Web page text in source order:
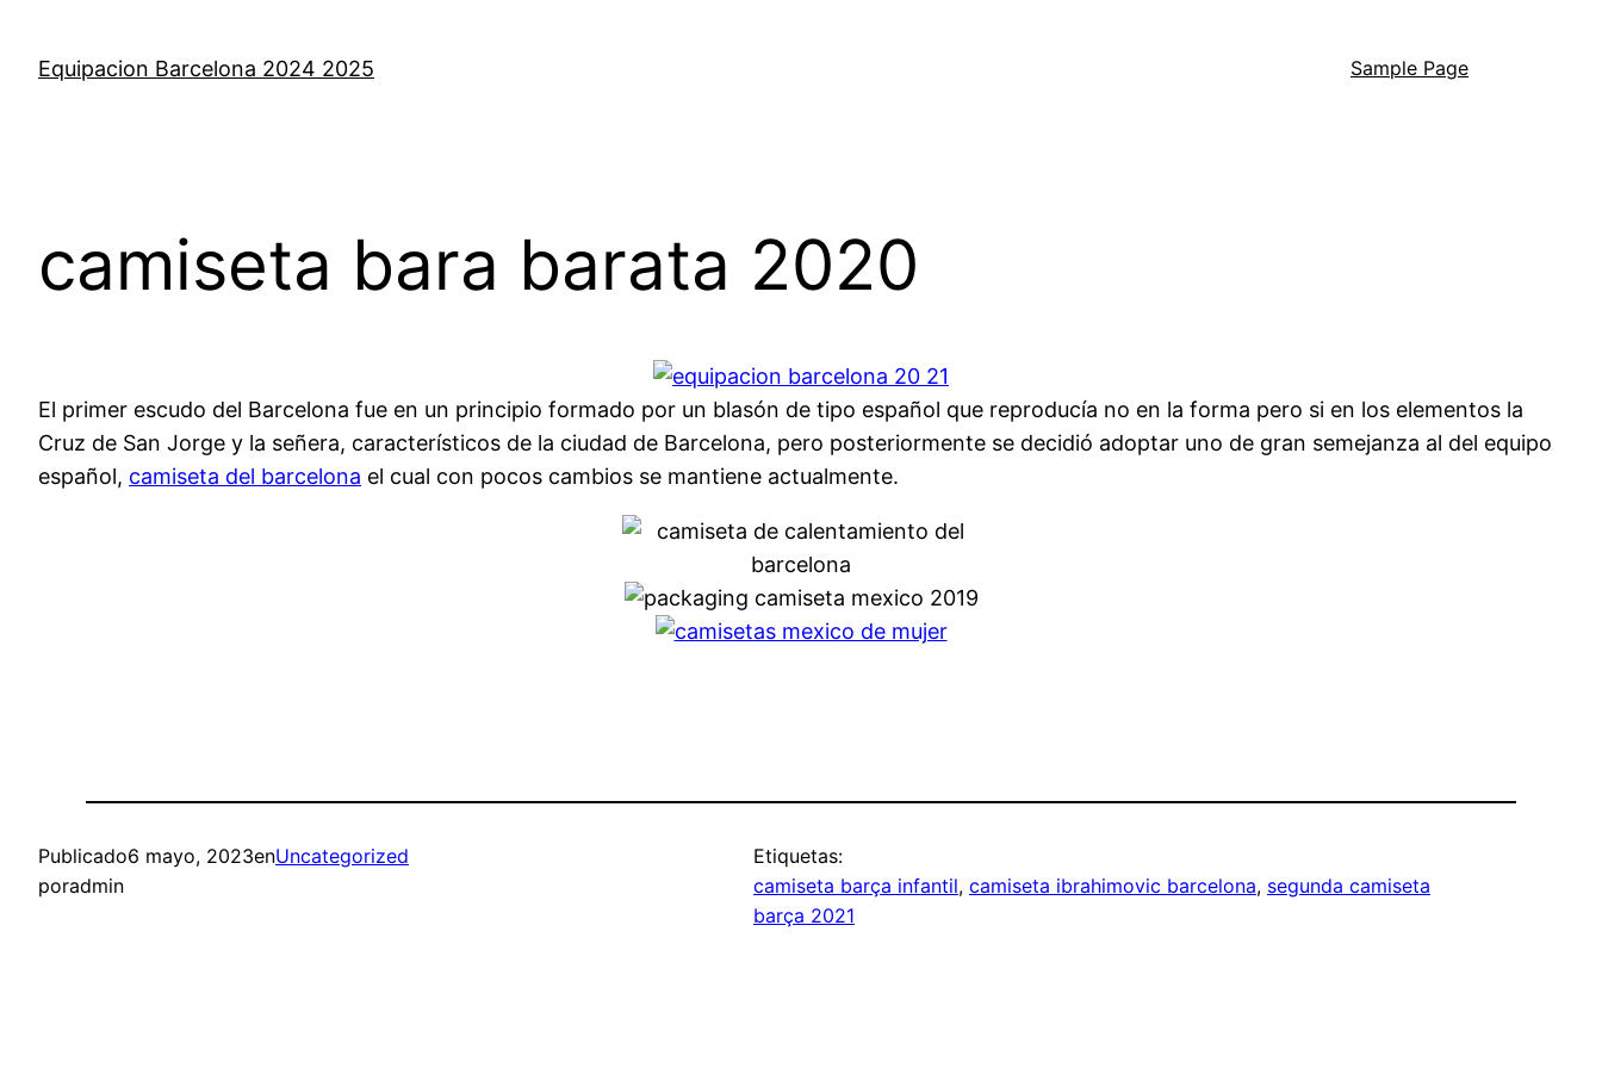
contenido
Equipacion Barcelona 2024 2025 Sample Page
camiseta bara barata 2020
El primer escudo del Barcelona fue en un principio formado por un blasón de tipo español que reproducía no en la forma pero si en los elementos la
Cruz de San Jorge y la señera, característicos de la ciudad de Barcelona, pero posteriormente se decidió adoptar uno de gran semejanza al del equipo
español, camiseta del barcelona el cual con pocos cambios se mantiene actualmente.
Publicado6 mayo, 2023enUncategorized
poradmin
Etiquetas:
camiseta barça infantil, camiseta ibrahimovic barcelona, segunda camiseta
barça 2021